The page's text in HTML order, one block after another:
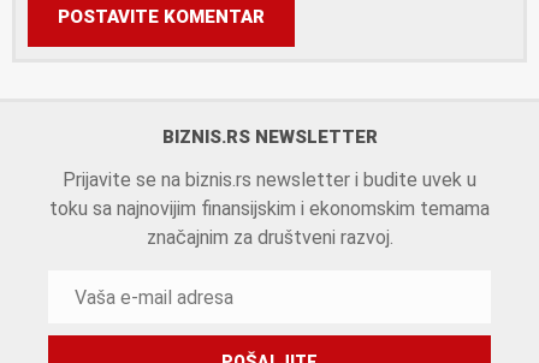
POSTAVITE KOMENTAR
BIZNIS.RS NEWSLETTER
Prijavite se na biznis.rs newsletter i budite uvek u
toku sa najnovijim finansijskim i ekonomskim temama
značajnim za društveni razvoj.